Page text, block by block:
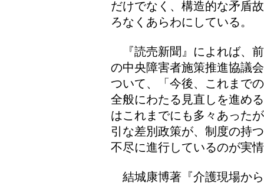
だけでなく、構造的な矛盾
ろなくあらわにしている。
『読売新聞』によれば、
の中央障害者施策推進協議
ついて、「今後、これまで
全般にわたる見直しを進め
はこれまでにも多々あった
引な差別政策が、制度の持
不尽に進行しているのが実
結城康博著『介護現場か